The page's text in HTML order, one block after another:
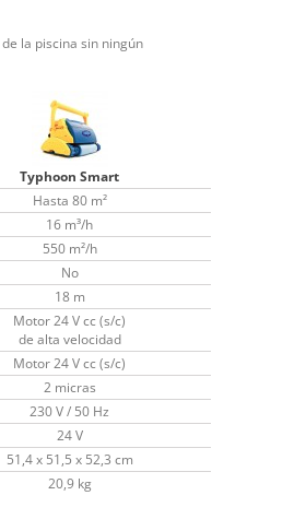
la piscina sin ningún
Typhoon Smart
Hasta 80 m²
16 m³/h
550 m²/h
No
18 m
Motor 24 V cc (s/c)
de alta velocidad
Motor 24 V cc (s/c)
2 micras
230 V / 50 Hz
24 V
51,4 x 51,5 x 52,3 cm
20,9 kg